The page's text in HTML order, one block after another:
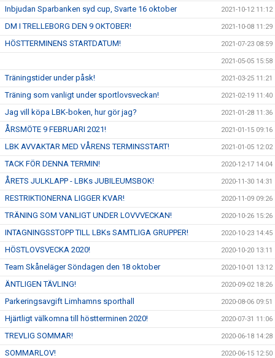
Inbjudan Sparbanken syd cup, Svarte 16 oktober 2021-10-12 11:12
DM I TRELLEBORG DEN 9 OKTOBER! 2021-10-08 11:29
HÖSTTERMINENS STARTDATUM! 2021-07-23 08:59
2021-05-05 15:58
Träningstider under påsk! 2021-03-25 11:21
Träning som vanligt under sportlovsveckan! 2021-02-19 11:40
Jag vill köpa LBK-boken, hur gör jag? 2021-01-28 11:36
ÅRSMÖTE 9 FEBRUARI 2021! 2021-01-15 09:16
LBK AVVAKTAR MED VÅRENS TERMINSSTART! 2021-01-05 12:02
TACK FÖR DENNA TERMIN! 2020-12-17 14:04
ÅRETS JULKLAPP - LBKs JUBILEUMSBOK! 2020-11-30 14:31
RESTRIKTIONERNA LIGGER KVAR! 2020-11-09 09:26
TRÄNING SOM VANLIGT UNDER LOVVVECKAN! 2020-10-26 15:26
INTAGNINGSSTOPP TILL LBKs SAMTLIGA GRUPPER! 2020-10-23 14:45
HÖSTLOVSVECKA 2020! 2020-10-20 13:11
Team Skåneläger Söndagen den 18 oktober 2020-10-01 13:12
ÄNTLIGEN TÄVLING! 2020-09-02 18:26
Parkeringsavgift Limhamns sporthall 2020-08-06 09:51
Hjärtligt välkomna till höstterminen 2020! 2020-07-31 11:06
TREVLIG SOMMAR! 2020-06-18 14:28
SOMMARLOV! 2020-06-15 12:50